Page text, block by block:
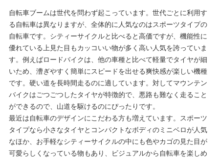
自転車ブームは世代を問わず起こっています。世代ごとに利用す
る自転車は異なりますが、全体的に人気なのはスポーツタイプの
自転車です。シティーサイクルと比べると高価ですが、機能性に
優れている上見た目もカッコいい物が多く高い人気を誇っていま
す。例えばロードバイクは、他の車種と比べて軽量でタイヤが細
いため、漕ぎやすく簡単にスピードを出せる爽快感が楽しい機種
です。硬い道を長時間走るのに適しています。対してマウンテン
バイクはごつごつしたタイヤが特徴的で、悪路も難なく走ること
ができるので、山道を駆けるのにぴったりです。
最近は自転車のデザインにこだわる方も増えています。スポーツ
タイプなら小さなタイヤとコンパクトなボディのミニベロが人気
なほか、お手軽なシティーサイクルの中にも色やカゴの見た目が
可愛らしくなっている物もあり、ビジュアルから自転車を楽しめ